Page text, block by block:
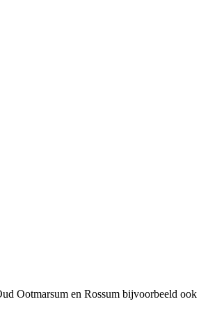
Ootmarsum en Rossum bijvoorbeeld ook